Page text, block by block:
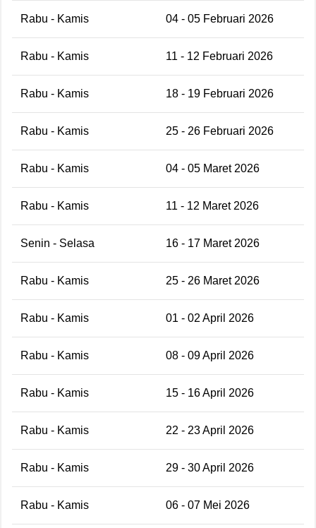
Rabu - Kamis 04 - 05 Februari 2026
Rabu - Kamis 11 - 12 Februari 2026
Rabu - Kamis 18 - 19 Februari 2026
Rabu - Kamis 25 - 26 Februari 2026
Rabu - Kamis 04 - 05 Maret 2026
Rabu - Kamis 11 - 12 Maret 2026
Senin - Selasa 16 - 17 Maret 2026
Rabu - Kamis 25 - 26 Maret 2026
Rabu - Kamis 01 - 02 April 2026
Rabu - Kamis 08 - 09 April 2026
Rabu - Kamis 15 - 16 April 2026
Rabu - Kamis 22 - 23 April 2026
Rabu - Kamis 29 - 30 April 2026
Rabu - Kamis 06 - 07 Mei 2026